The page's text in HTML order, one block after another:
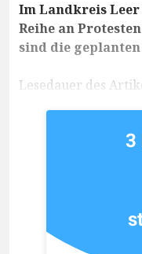
Im Landkreis Leer
Reihe an
sind die
Lesedauer des
3